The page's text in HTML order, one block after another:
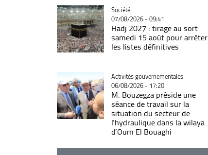
Catégorie
Société
07/08/2026 - 09:41
Hadj 2027 : tirage au sort
samedi 15 août pour arrêter
les listes définitives
Catégorie
Activités gouvernementales
06/08/2026 - 17:20
M. Bouzegza préside une
séance de travail sur la
situation du secteur de
l’hydraulique dans la wilaya
d’Oum El Bouaghi